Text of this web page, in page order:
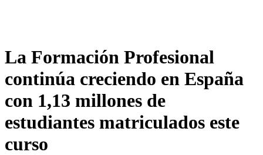
La Formación Profesional
continúa creciendo en España
con 1,13 millones de
estudiantes matriculados este
curso